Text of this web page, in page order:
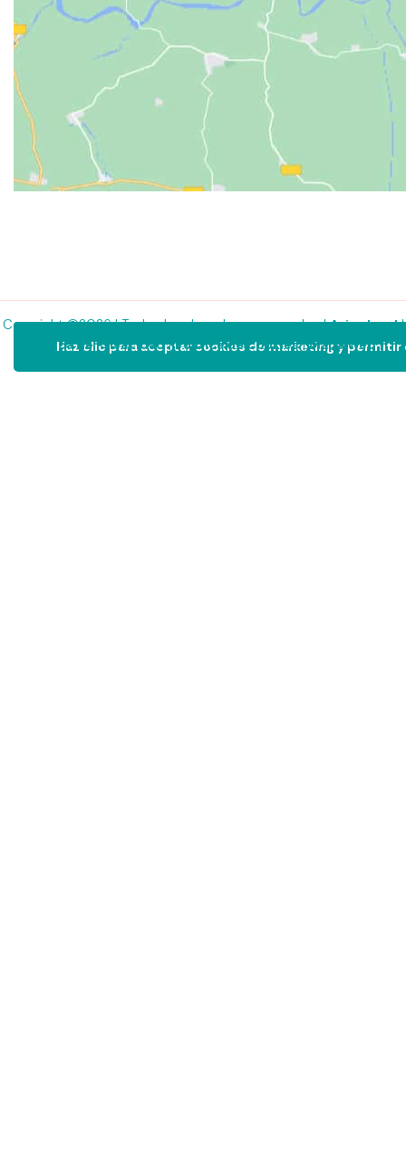
Haz clic para aceptar cookies de marketing y
Copyright ©2026 | Todos los derechos reservados |Aviso legal|
Política de Privacidad|Política de Cookies|Mapa Web|